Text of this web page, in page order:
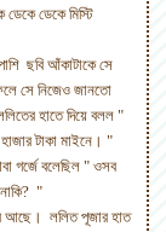
ডেকে মিস্টি
ছবি আঁকাটাকে সে
সে নিজেও জানতো
হাতে দিয়ে বলল "
টাকা মাইনে। "
গর্জে বলেছিল " ওসব
? "
আছে। ললিত পূজার হাত